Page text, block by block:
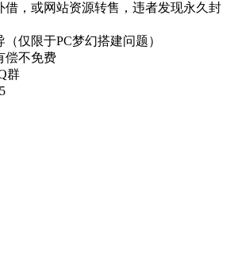
借，或网站资源转售，违者发现永久封
仅限于PC梦幻搭建问题）
偿不免费
群